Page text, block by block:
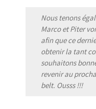
Nous tenons
Marco et Piter
afin que ce
obtenir la tant
souhaitons
revenir au
belt. Ousss !!!